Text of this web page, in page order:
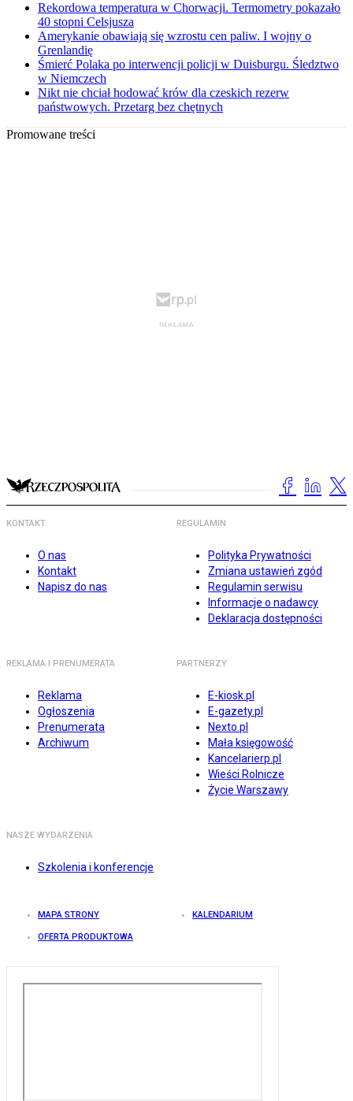
Rekordowa temperatura w Chorwacji. Termometry pokazało
40 stopni Celsjusza
Amerykanie obawiają się wzrostu cen paliw. I wojny o
Grenlandię
Śmierć Polaka po interwencji policji w Duisburgu. Śledztwo
w Niemczech
Nikt nie chciał hodować krów dla czeskich rezerw
państwowych. Przetarg bez chętnych
Promowane treści
KONTAKT
O nas
Kontakt
Napisz do nas
REGULAMIN
Polityka Prywatności
Zmiana ustawień zgód
Regulamin serwisu
Informacje o nadawcy
Deklaracja dostępności
REKLAMA I PRENUMERATA
Reklama
Ogłoszenia
Prenumerata
Archiwum
PARTNERZY
E-kiosk.pl
E-gazety.pl
Nexto.pl
Mała księgowość
Kancelarierp.pl
Wieści Rolnicze
Życie Warszawy
NASZE WYDARZENIA
Szkolenia i konferencje
MAPA STRONY KALENDARIUM
OFERTA PRODUKTOWA